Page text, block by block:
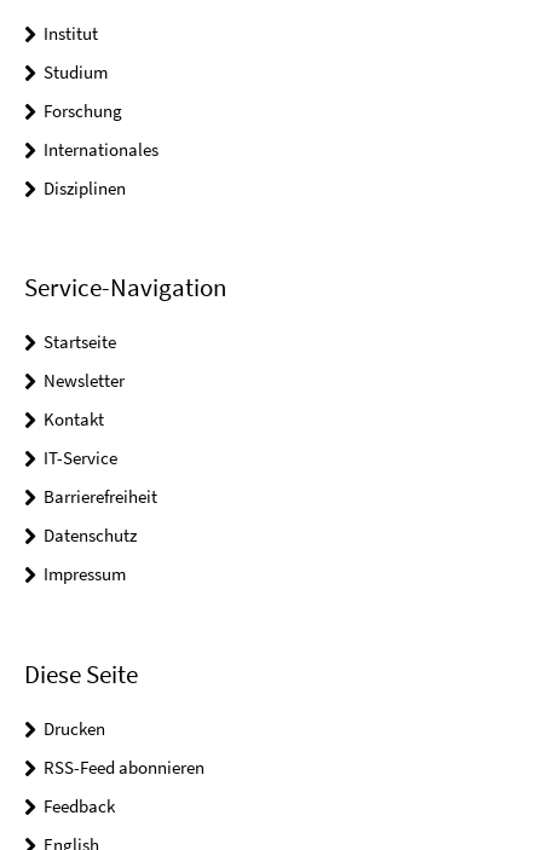
Institut
Studium
Forschung
Internationales
Disziplinen
Service-Navigation
Startseite
Newsletter
Kontakt
IT-Service
Barrierefreiheit
Datenschutz
Impressum
Diese Seite
Drucken
RSS-Feed abonnieren
Feedback
English